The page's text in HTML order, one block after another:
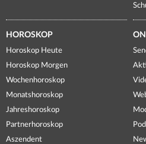
HOROSKOP
Horoskop Heute
Horoskop Morgen
Wochenhoroskop
Monatshoroskop
Jahreshoroskop
Partnerhoroskop
Aszendent